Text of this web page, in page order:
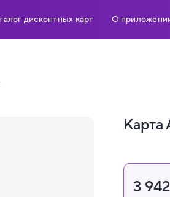
дисконтных карт О
Карта
3 942